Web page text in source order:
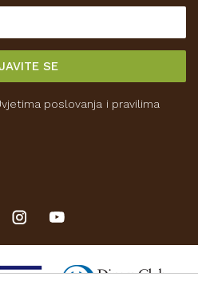
SE
poslovanja i pravilima